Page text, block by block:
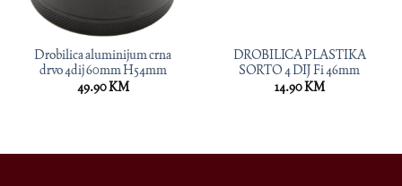
Drobilica aluminijum crna
drvo 4dij 60mm H54mm
49.90KM
DROBILICA PLASTIKA
SORTO 4 DIJ Fi 46mm
14.90KM